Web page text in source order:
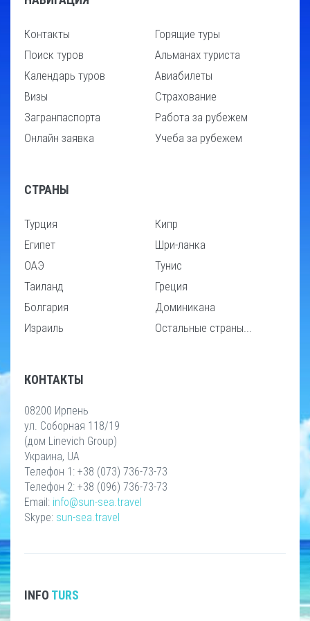
Контакты
Поиск туров
Календарь туров
Визы
Загранпаспорта
Онлайн заявка
Горящие туры
Альманах туриста
Авиабилеты
Страхование
Работа за рубежем
Учеба за рубежем
СТРАНЫ
Турция
Египет
ОАЭ
Таиланд
Болгария
Израиль
Кипр
Шри-ланка
Тунис
Греция
Доминикана
Остальные страны...
КОНТАКТЫ
08200 Ирпень
ул. Соборная 118/19
(дом Linevich Group)
Украина, UA
Телефон 1: +38 (073) 736-73-73
Телефон 2: +38 (096) 736-73-73
Email: info@sun-sea.travel
Skype: sun-sea.travel
INFO TURS